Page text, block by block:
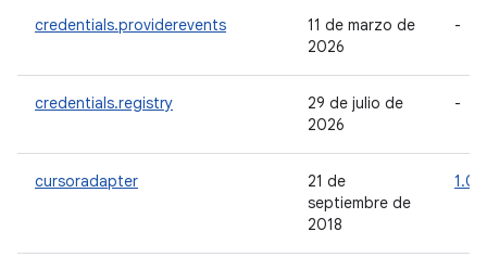
credentials.providerevents
11 de marzo de
2026
-
credentials.registry
29 de julio de
2026
-
cursoradapter
21 de
septiembre de
2018